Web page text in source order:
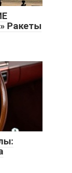
Ракеты